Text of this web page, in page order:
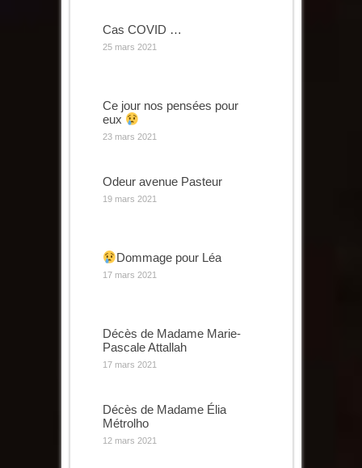
Cas COVID …
25 mars 2021
Ce jour nos pensées pour
eux
23 mars 2021
Odeur avenue Pasteur
19 mars 2021
Dommage pour Léa
17 mars 2021
Décès de Madame Marie-
Pascale Attallah
17 mars 2021
Décès de Madame Élia
Métrolho
12 mars 2021